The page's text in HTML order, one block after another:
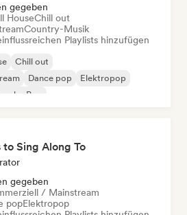
gegeben
HouseChill out
Country-Musik
Playlists hinzufügen
Chill out
Dance pop
Elektropop
Pop
to Sing Along To
gegeben
/ Mainstream
popElektropop